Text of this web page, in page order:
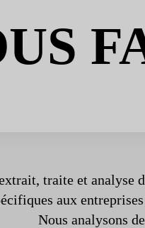
traite et analyse
aux
Nous analysons